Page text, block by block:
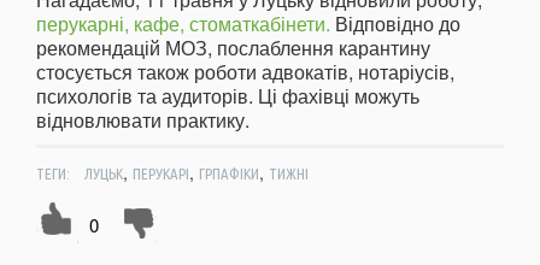
перукарні, кафе, стоматкабінети. Відповідно до
рекомендацій МОЗ, послаблення карантину
стосується також роботи адвокатів, нотаріусів,
психологів та аудиторів. Ці фахівці можуть
відновлювати практику.
ТЕГИ: ЛУЦЬК, ПЕРУКАРІ, ГРПАФІКИ, ТИЖНІ
0